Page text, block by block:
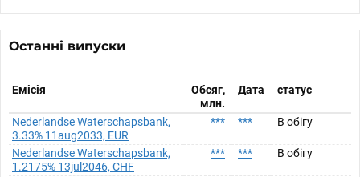
Останні випуски
Емісія
Обсяг,
млн.
Дата статус
Nederlandse Waterschapsbank,
3.33% 11aug2033, EUR
*** *** В обігу
Nederlandse Waterschapsbank,
1.2175% 13jul2046, CHF
*** *** В обігу